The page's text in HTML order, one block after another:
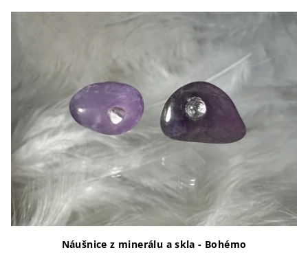
Náušnice z minerálu a skla - Bohémo